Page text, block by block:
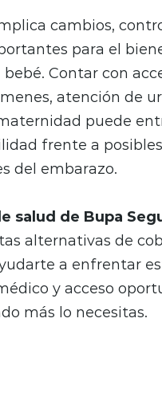
cambios,
para el
Contar con
atención de
puede
frente a posibles
del embarazo.
salud de Bupa
alternativas de
a enfrentar
y acceso
más lo necesitas.